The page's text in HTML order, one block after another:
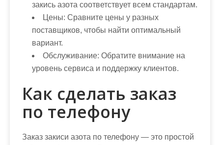
закись азота соответствует всем стандартам.
Цены: Сравните цены у разных
поставщиков, чтобы найти оптимальный
вариант.
Обслуживание: Обратите внимание на
уровень сервиса и поддержку клиентов.
Как сделать заказ
по телефону
Заказ закиси азота по телефону — это простой